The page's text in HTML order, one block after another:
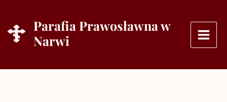
treści
Parafia Prawosławna w
Narwi